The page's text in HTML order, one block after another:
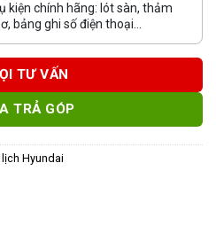
kiện chính hãng: lót sàn, thảm
bảng ghi số điện thoại...
TƯ VẤN
TRẢ GÓP
Hyundai